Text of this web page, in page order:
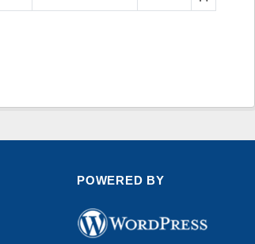
POWERED BY